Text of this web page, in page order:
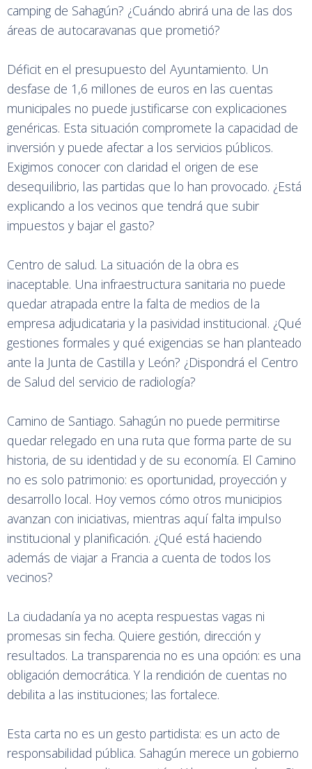
camping de Sahagún? ¿Cuándo abrirá una de las dos
áreas de autocaravanas que prometió?
Déficit en el presupuesto del Ayuntamiento. Un
desfase de 1,6 millones de euros en las cuentas
municipales no puede justificarse con explicaciones
genéricas. Esta situación compromete la capacidad de
inversión y puede afectar a los servicios públicos.
Exigimos conocer con claridad el origen de ese
desequilibrio, las partidas que lo han provocado. ¿Está
explicando a los vecinos que tendrá que subir
impuestos y bajar el gasto?
Centro de salud. La situación de la obra es
inaceptable. Una infraestructura sanitaria no puede
quedar atrapada entre la falta de medios de la
empresa adjudicataria y la pasividad institucional. ¿Qué
gestiones formales y qué exigencias se han planteado
ante la Junta de Castilla y León? ¿Dispondrá el Centro
de Salud del servicio de radiología?
Camino de Santiago. Sahagún no puede permitirse
quedar relegado en una ruta que forma parte de su
historia, de su identidad y de su economía. El Camino
no es solo patrimonio: es oportunidad, proyección y
desarrollo local. Hoy vemos cómo otros municipios
avanzan con iniciativas, mientras aquí falta impulso
institucional y planificación. ¿Qué está haciendo
además de viajar a Francia a cuenta de todos los
vecinos?
La ciudadanía ya no acepta respuestas vagas ni
promesas sin fecha. Quiere gestión, dirección y
resultados. La transparencia no es una opción: es una
obligación democrática. Y la rendición de cuentas no
debilita a las instituciones; las fortalece.
Esta carta no es un gesto partidista: es un acto de
responsabilidad pública. Sahagún merece un gobierno